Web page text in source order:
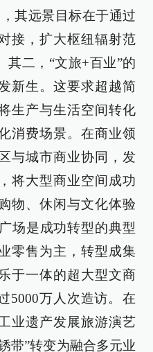
其远景目标在于通过
接，扩大枢纽辐射范
其二，“文旅+百业”的
新生。这要求超越简
生产与生活空间转化
消费场景。在商业领
与城市商业协同，发
将大型商业空间成功
物、休闲与文化体验
场是成功转型的典型
零售为主，转型成集
于一体的超大型文商
5000万人次造访。‌在
业遗产发展旅游演艺
带”转变为融合多元业